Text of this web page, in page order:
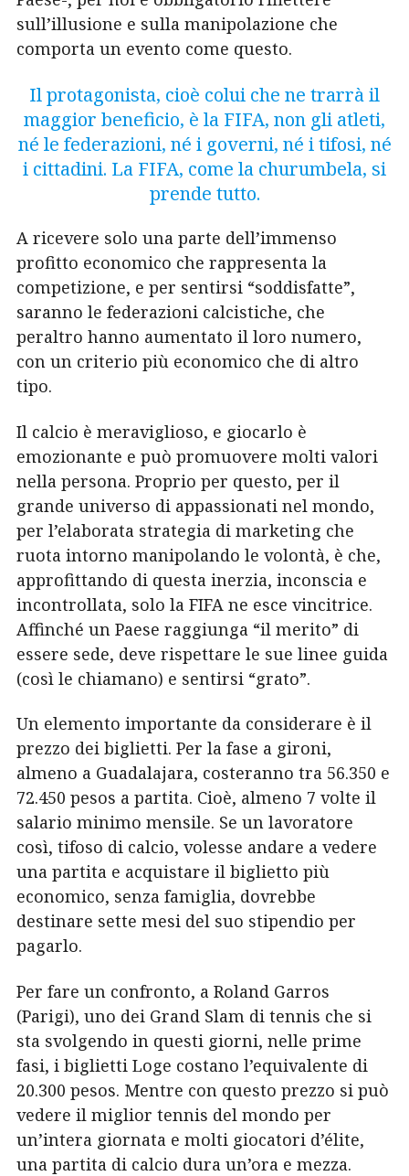
sull’illusione e sulla manipolazione che
comporta un evento come questo.
Il protagonista, cioè colui che ne trarrà il
maggior beneficio, è la FIFA, non gli atleti,
né le federazioni, né i governi, né i tifosi, né
i cittadini. La FIFA, come la churumbela, si
prende tutto.
A ricevere solo una parte dell’immenso
profitto economico che rappresenta la
competizione, e per sentirsi “soddisfatte”,
saranno le federazioni calcistiche, che
peraltro hanno aumentato il loro numero,
con un criterio più economico che di altro
tipo.
Il calcio è meraviglioso, e giocarlo è
emozionante e può promuovere molti valori
nella persona. Proprio per questo, per il
grande universo di appassionati nel mondo,
per l’elaborata strategia di marketing che
ruota intorno manipolando le volontà, è che,
approfittando di questa inerzia, inconscia e
incontrollata, solo la FIFA ne esce vincitrice.
Affinché un Paese raggiunga “il merito” di
essere sede, deve rispettare le sue linee guida
(così le chiamano) e sentirsi “grato”.
Un elemento importante da considerare è il
prezzo dei biglietti. Per la fase a gironi,
almeno a Guadalajara, costeranno tra 56.350 e
72.450 pesos a partita. Cioè, almeno 7 volte il
salario minimo mensile. Se un lavoratore
così, tifoso di calcio, volesse andare a vedere
una partita e acquistare il biglietto più
economico, senza famiglia, dovrebbe
destinare sette mesi del suo stipendio per
pagarlo.
Per fare un confronto, a Roland Garros
(Parigi), uno dei Grand Slam di tennis che si
sta svolgendo in questi giorni, nelle prime
fasi, i biglietti Loge costano l’equivalente di
20.300 pesos. Mentre con questo prezzo si può
vedere il miglior tennis del mondo per
un’intera giornata e molti giocatori d’élite,
una partita di calcio dura un’ora e mezza.